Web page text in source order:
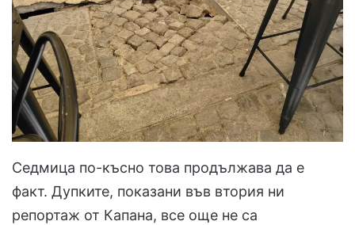
Седмица по-късно това продължава да е
факт. Дупките, показани във втория ни
репортаж от Капана, все още не са